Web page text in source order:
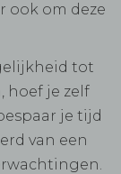
ook om deze
tot
hoef je zelf
je tijd
van een